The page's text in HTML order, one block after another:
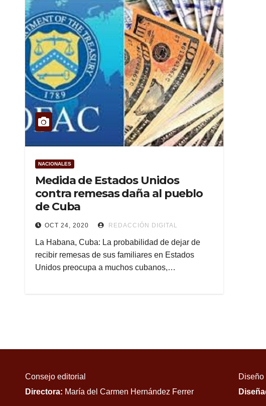
NACIONALES
Medida de Estados Unidos
contra remesas daña al pueblo
de Cuba
OCT 24, 2020 REDACCIÓN DIGITAL
La Habana, Cuba: La probabilidad de dejar de
recibir remesas de sus familiares en Estados
Unidos preocupa a muchos cubanos,…
Consejo editorial
Directora: María del Carmen Hernández Ferrer